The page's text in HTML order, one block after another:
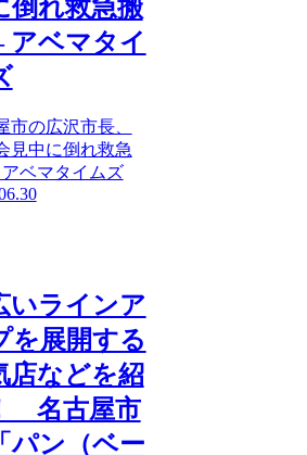
倒れ救急搬
アベマタイ
市の広沢市長、
見中に倒れ救急
ベマタイムズ
いラインア
を展開する
店などを紹
名古屋市
パン（ベー